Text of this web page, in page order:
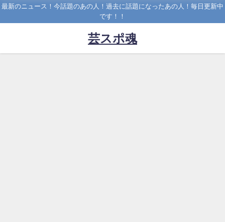
最新のニュース！今話題のあの人！過去に話題になったあの人！毎日更新中
です！！
芸スポ魂